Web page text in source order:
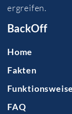
ergreifen.
BackOff
Home
Fakten
Funktionsweise
FAQ